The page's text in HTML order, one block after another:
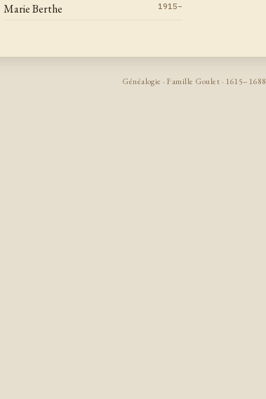
Marie Berthe 1915–
Généalogie · Famille Goulet · 1615–1688